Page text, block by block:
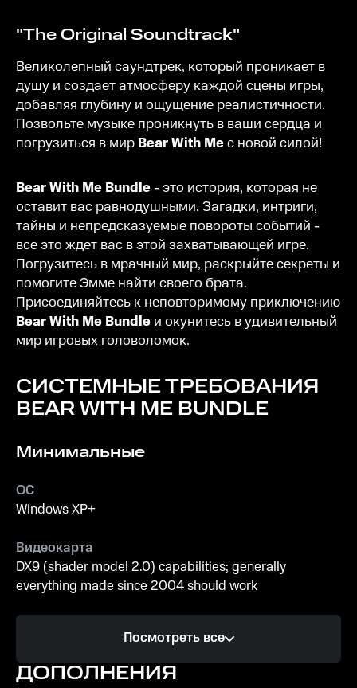
"The Original Soundtrack"
Великолепный саундтрек, который проникает в
душу и создает атмосферу каждой сцены игры,
добавляя глубину и ощущение реалистичности.
Позвольте музыке проникнуть в ваши сердца и
погрузиться в мир Bear With Meс новой силой!
Bear With Me Bundle- это история, которая не
оставит вас равнодушными. Загадки, интриги,
тайны и непредсказуемые повороты событий -
все это ждет вас в этой захватывающей игре.
Погрузитесь в мрачный мир, раскрыйте секреты и
помогите Эмме найти своего брата.
Присоединяйтесь к неповторимому приключению
Bear With Me Bundle и окунитесь в удивительный
мир игровых головоломок.
СИСТЕМНЫЕ ТРЕБОВАНИЯ
BEAR WITH ME BUNDLE
Минимальные
ОС
Windows XP+
Видеокарта
DX9 (shader model 2.0) capabilities; generally
everything made since 2004 should work
SSE2 instruction set support, generally everything
made since 2004 should work
Посмотреть все
ДОПОЛНЕНИЯ